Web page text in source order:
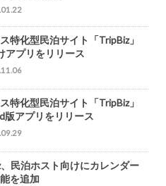
特化型民泊サイト「TripBiz」
アプリをリリース
特化型民泊サイト「TripBiz」
版アプリをリリース
民泊ホスト向けにカレンダー
を追加